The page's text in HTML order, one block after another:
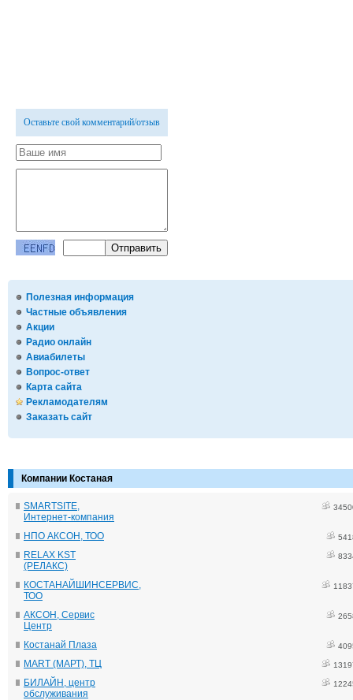
Полезная информация
Частные объявления
Акции
Радио онлайн
Авиабилеты
Вопрос-ответ
Карта сайта
Рекламодателям
Заказать сайт
Компании Костаная
SMARTSITE,
Интернет-компания
НПО АКСОН, ТОО
RELAX KST
(РЕЛАКС)
КОСТАНАЙШИНСЕРВИС,
ТОО
АКСОН, Сервис
Центр
Костанай Плаза
MART (МАРТ), ТЦ
БИЛАЙН, центр
обслуживания
Оставьте свой комментарий/отзыв